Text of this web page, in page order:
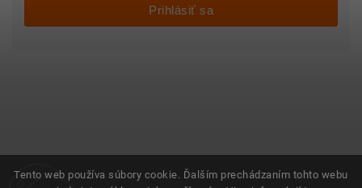
Tento web používa súbory cookie. Ďalším prechádzaním tohto webu
Prihlásiť sa